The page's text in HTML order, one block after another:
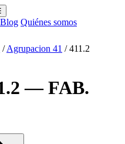
Blog Quiénes somos
/ Agrupacion 41 / 411.2
— FAB.